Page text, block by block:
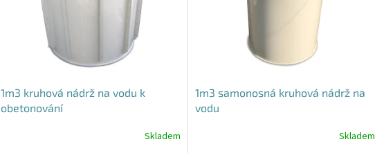
1m3 kruhová nádrž na vodu k
obetonování
Skladem
1m3 samonosná kruhová nádrž na
vodu
Skladem